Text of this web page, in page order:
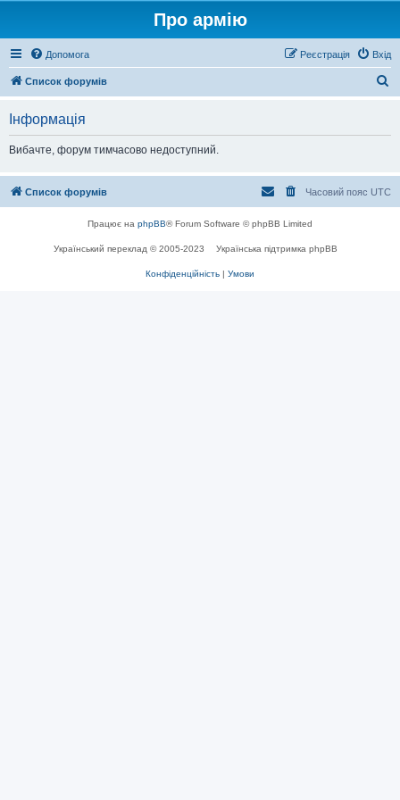
Про армію
Допомога Вхід
Реєстрація
Список форумів
Інформація
Вибачте, форум тимчасово недоступний.
Список форумів Часовий пояс UTC
Працює на phpBB® Forum Software © phpBB Limited
Український переклад © 2005-2023 Українська підтримка phpBB
Конфіденційність | Умови